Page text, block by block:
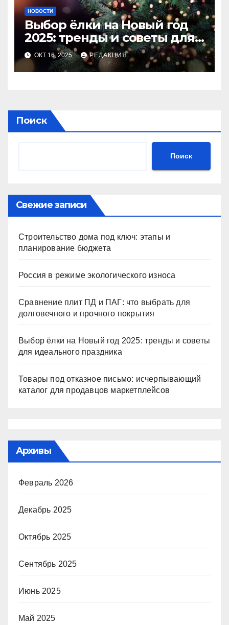
НОВОСТИ
Выбор ёлки на Новый год
2025: тренды и советы для
идеального праздника
ОКТ 16, 2025 РЕДАКЦИЯ
Поиск
Поиск
Свежие записи
Строительство дома под ключ: этапы и
планирование бюджета
Россия в режиме экологического износа
Сравнение плит ПД и ПАГ: что выбрать для
долговечного и прочного покрытия
Выбор ёлки на Новый год 2025: тренды и советы
для идеального праздника
Товары под отказное письмо: исчерпывающий
каталог для продавцов маркетплейсов
Архивы
Февраль 2026
Декабрь 2025
Октябрь 2025
Сентябрь 2025
Июнь 2025
Май 2025